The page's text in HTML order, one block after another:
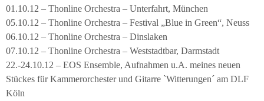
01.10.12 – Thonline Orchestra – Unterfahrt, München
05.10.12 – Thonline Orchestra – Festival „Blue in Green“, Neuss
06.10.12 – Thonline Orchestra – Dinslaken
07.10.12 – Thonline Orchestra – Weststadtbar, Darmstadt
22.-24.10.12 – EOS Ensemble, Aufnahmen u.A. meines neuen
Stückes für Kammerorchester und Gitarre `Witterungen´ am DLF
Köln